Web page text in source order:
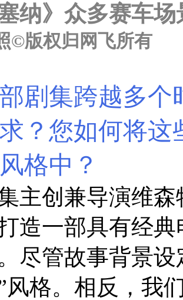
塞纳》众多赛车
©版权归网飞所有
剧集跨越多个
？您如何将这
格中？
主创兼导演维森
造一部具有经
尽管故事背景
风格。相反，我